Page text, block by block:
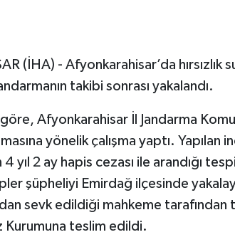
(İHA) - Afyonkarahisar’da hırsızlık
takibi sonrası yakalandı.
Afyonkarahisar İl Jandarma
yönelik çalışma yaptı. Yapılan
4 yıl 2 ay hapis cezası ile arandığı
şüpheliyi Emirdağ ilçesinde
sevk edildiği mahkeme
Kurumuna teslim edildi.